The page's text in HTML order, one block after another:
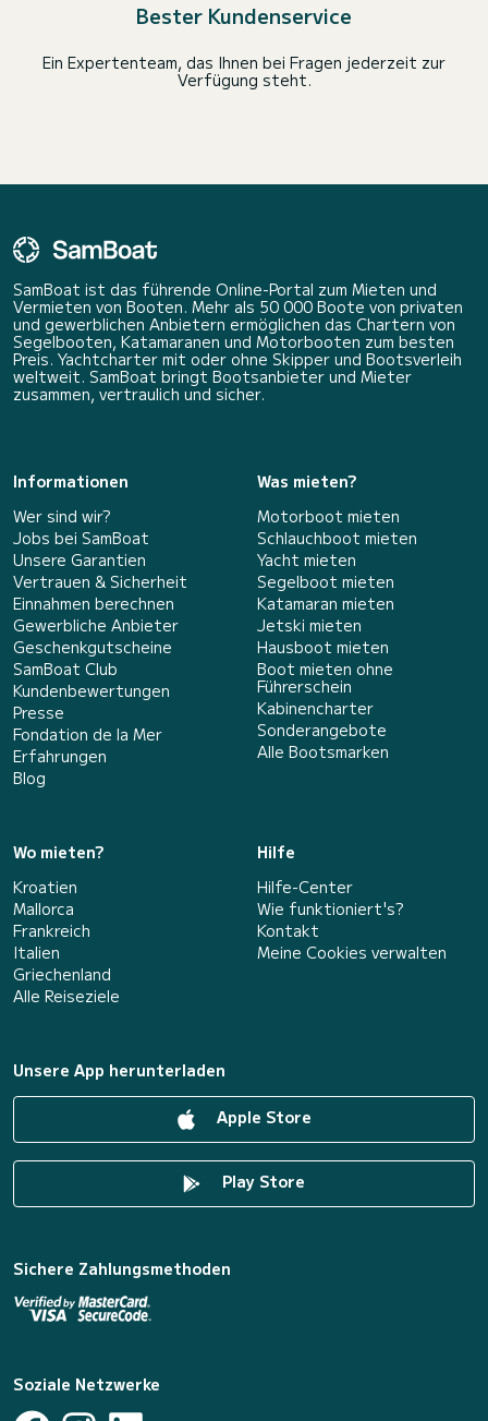
Bester Kundenservice
Ein Expertenteam, das Ihnen bei Fragen jederzeit zur
Verfügung steht.
SamBoat ist das führende Online-Portal zum Mieten und
Vermieten von Booten. Mehr als 50 000 Boote von privaten
und gewerblichen Anbietern ermöglichen das Chartern von
Segelbooten, Katamaranen und Motorbooten zum besten
Preis. Yachtcharter mit oder ohne Skipper und Bootsverleih
weltweit. SamBoat bringt Bootsanbieter und Mieter
zusammen, vertraulich und sicher.
Informationen
Wer sind wir?
Jobs bei SamBoat
Unsere Garantien
Vertrauen & Sicherheit
Einnahmen berechnen
Gewerbliche Anbieter
Geschenkgutscheine
SamBoat Club
Kundenbewertungen
Presse
Fondation de la Mer
Erfahrungen
Blog
Was mieten?
Motorboot mieten
Schlauchboot mieten
Yacht mieten
Segelboot mieten
Katamaran mieten
Jetski mieten
Hausboot mieten
Boot mieten ohne
Führerschein
Kabinencharter
Sonderangebote
Alle Bootsmarken
Wo mieten?
Kroatien
Mallorca
Frankreich
Italien
Griechenland
Alle Reiseziele
Hilfe
Hilfe-Center
Wie funktioniert's?
Kontakt
Meine Cookies verwalten
Unsere App herunterladen
Apple Store
Play Store
Sichere Zahlungsmethoden
Soziale Netzwerke